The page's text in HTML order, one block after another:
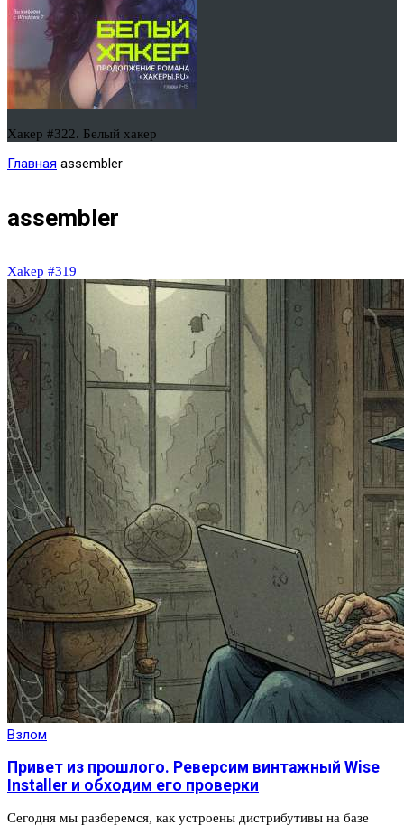
Хакер #322. Белый хакер
Главная assembler
assembler
Xakep #319
Взлом
Привет из прошлого. Реверсим винтажный Wise
Installer и обходим его проверки
Сегодня мы разберемся, как устроены дистрибутивы на базе